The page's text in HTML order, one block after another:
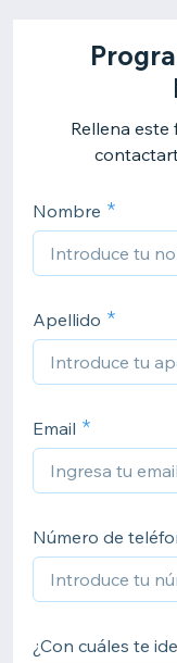
Rellena
Nombre
Apellido
Email
Número de
¿Con cuáles te